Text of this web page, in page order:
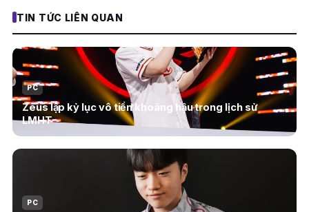
TIN TỨC LIÊN QUAN
PC
Zeus lập kỷ lục vô tiền khoáng hậu trong lịch sử
LMHT
PC